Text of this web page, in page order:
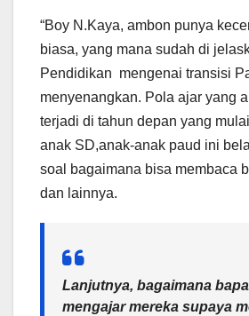
“Boy N.Kaya, ambon punya
biasa, yang mana sudah di
Pendidikan mengenai transisi
menyenangkan. Pola ajar yang
terjadi di tahun depan yang
anak SD,anak-anak paud ini
soal bagaimana bisa membaca
dan lainnya.
Lanjutnya, bagaimana
mengajar mereka supaya